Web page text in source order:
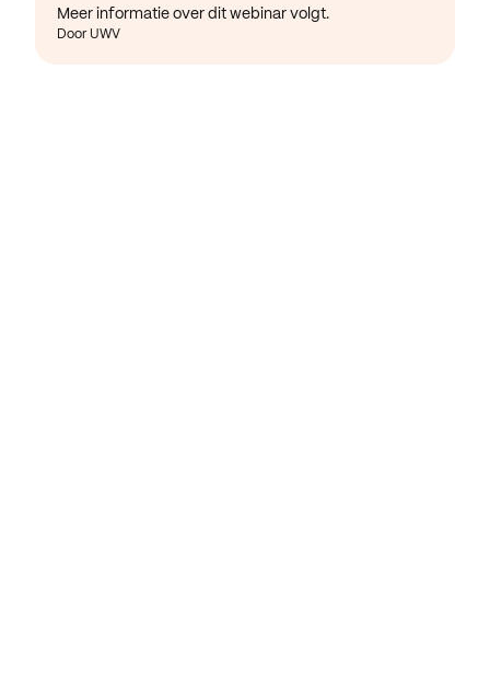
Meer informatie over dit webinar volgt.
Door UWV